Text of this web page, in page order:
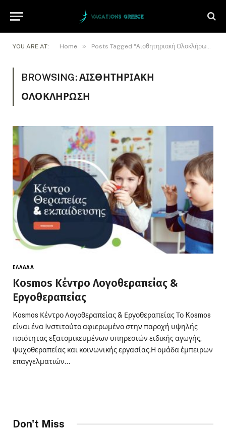
YOU ARE AT: Home » Posts Tagged "Αισθητηριακή Ολοκλήρωση"
BROWSING:ΑΙΣΘΗΤΗΡΙΑΚΉ
ΟΛΟΚΛΉΡΩΣΗ
ΕΛΛΆΔΑ
Kosmos Κέντρο Λογοθεραπείας &
Εργοθεραπείας
Kosmos Κέντρο Λογοθεραπείας & Εργοθεραπείας Το Kosmos
είναι ένα Iνστιτούτο αφιερωμένο στην παροχή υψηλής
ποιότητας εξατομικευμένων υπηρεσιών ειδικής αγωγής,
ψυχοθεραπείας και κοινωνικής εργασίας.Η ομάδα έμπειρων
επαγγελματιών…
Don't Miss